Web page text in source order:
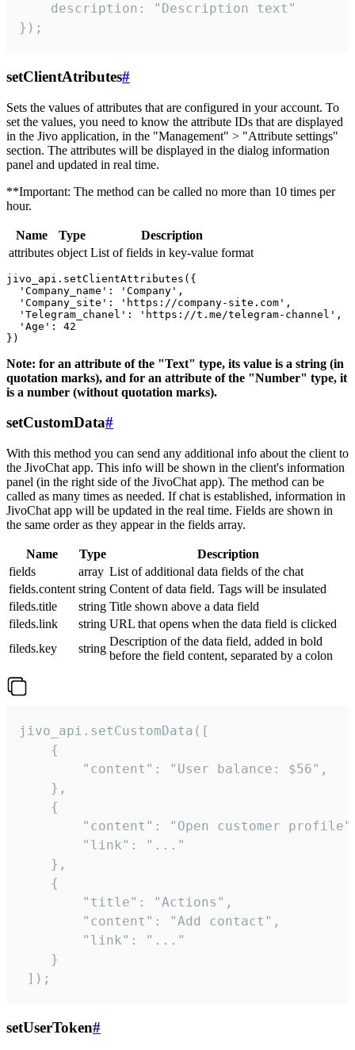
    description: "Description text"
});
setClientAtributes#
Sets the values ​​of attributes that are configured in your account. To
set the values, you need to know the attribute IDs that are displayed
in the Jivo application, in the "Management" > "Attribute settings"
section. The attributes will be displayed in the dialog information
panel and updated in real time.
**Important: The method can be called no more than 10 times per
hour.
Name Type
Description
attributes object List of fields in key-value format
jivo_api.setClientAttributes({
  'Company_name': 'Company',
  'Company_site': 'https://company-site.com',
  'Telegram_chanel': 'https://t.me/telegram-channel',
  'Age': 42
Note: for an attribute of the "Text" type, its value is a string (in
quotation marks), and for an attribute of the "Number" type, it
is a number (without quotation marks).
setCustomData#
With this method you can send any additional info about the client to
the JivoChat app. This info will be shown in the client's information
panel (in the right side of the JivoChat app). The method can be
called as many times as needed. If chat is established, information in
JivoChat app will be updated in the real time. Fields are shown in
the same order as they appear in the fields array.
Name Type
Description
fields
array List of additional data fields of the chat
fields.content string Content of data field. Tags will be insulated
fileds.title
string Title shown above a data field
fileds.link
string URL that opens when the data field is clicked
fileds.key
string
Description of the data field, added in bold
before the field content, separated by a colon
jivo_api.setCustomData([
    {
        "content": "User balance: $56",
    },
    {
"content": "Open customer
        "link": "..."
    },
    {
        "title": "Actions",
        "content": "Add contact",
        "link": "..."
    }
]);
setUserToken#